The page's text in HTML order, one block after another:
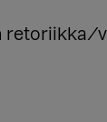
retoriikka/